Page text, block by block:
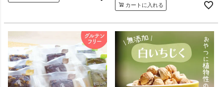
カートに入れる